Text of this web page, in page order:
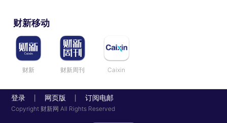
财新移动
财新 财新周刊 Caixin
登录 网页版 订阅电邮
Copyright 财新网 All Rights Reserved